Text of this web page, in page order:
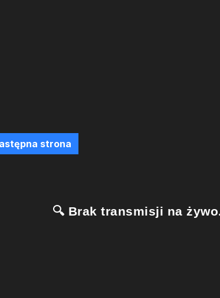
strona
🔍 Brak transmisji na